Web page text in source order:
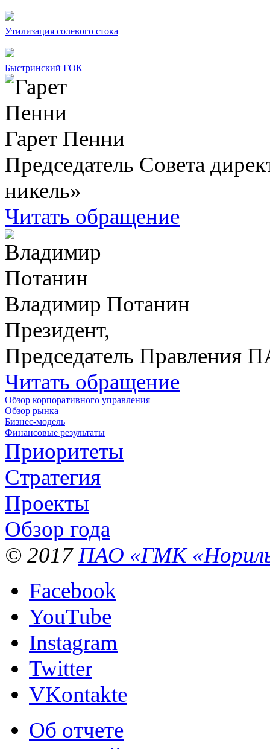
Утилизация солевого стока
Быстринский ГОК
Гарет Пенни
Председатель Совета
никель»
Читать обращение
Владимир Потанин
Президент,
Председатель Правления
Читать обращение
Обзор корпоративного управления
Обзор рынка
Бизнес-модель
Финансовые результаты
Приоритеты
Стратегия
Проекты
Обзор года
© 2017 ПАО «ГМК
Facebook
YouTube
Instagram
Twitter
VKontakte
Об отчете